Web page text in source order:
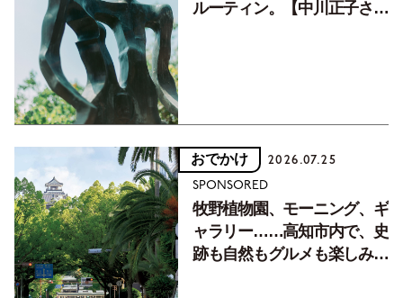
ルーティン。【中川正子さん
おでかけ 2026.07.25
SPONSORED
牧野植物園、モーニング、ギ
ャラリー……高知市内で、史
跡も自然もグルメも楽しみ尽